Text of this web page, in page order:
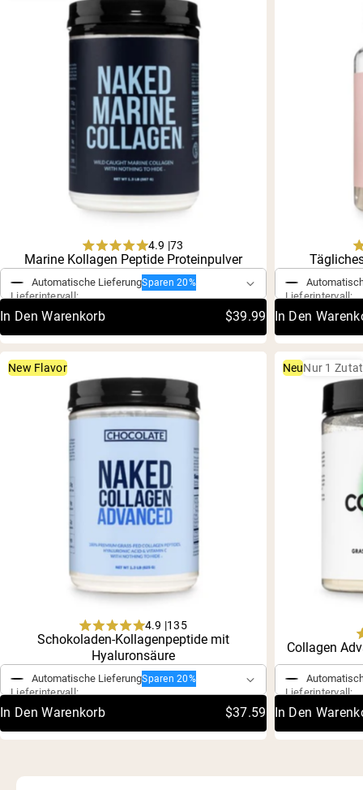
Rated
4.9
out
of
4.9 |73
Marine Kollagen Peptide Proteinpulver
Einmaliger Kauf
Automatische LieferungSparen 20%
Lieferintervall:
In Den Warenkorb $39.99
Einmaliger
Lieferintervall:
In Den
New Flavor
Rated
4.9
out
of
4.9 |135
Schokoladen-Kollagenpeptide mit
Hyaluronsäure
Einmaliger Kauf
Automatische LieferungSparen 20%
Lieferintervall:
In Den Warenkorb $37.59
NeuNur 1 Zutat
Collagen
Einmaliger
Lieferintervall:
In Den